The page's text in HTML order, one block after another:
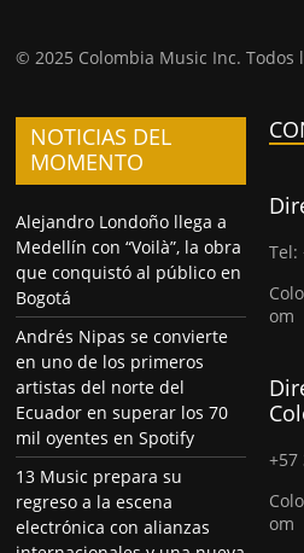
© 2025 Colombia Music Inc. Todos
NOTICIAS DEL
MOMENTO
Alejandro Londoño llega a
Medellín con “Voilà”, la obra
que conquistó al público en
Bogotá
Andrés Nipas se convierte
en uno de los primeros
artistas del norte del
Ecuador en superar los 70
mil oyentes en Spotify
13 Music prepara su
regreso a la escena
electrónica con alianzas
Tel:
om
+57
om